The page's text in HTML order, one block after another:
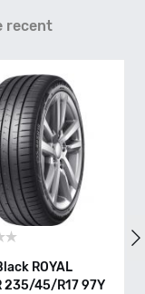
recent
ROYAL
235/45/R17 97Y